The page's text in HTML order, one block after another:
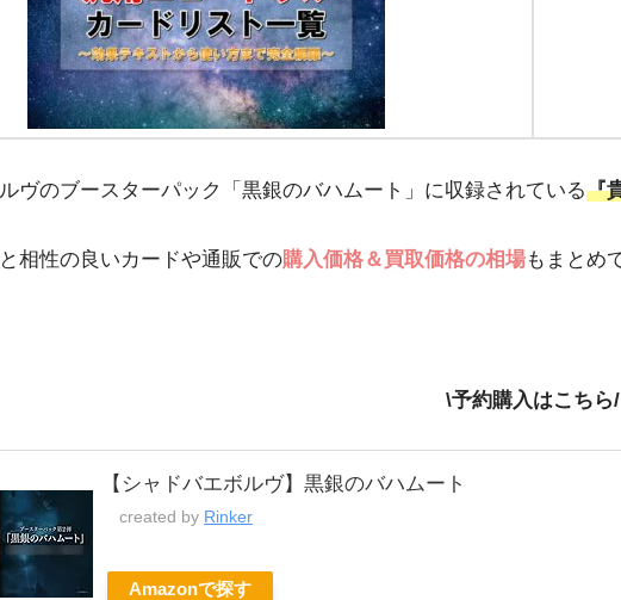
ヴのブースターパック「黒銀のバハムート」に収録されている『
と相性の良いカードや通販での購入価格＆買取価格の相場もまとめ
\予約購入はこちら/
【シャドバエボルヴ】黒銀のバハムート
created by Rinker
Amazonで探す